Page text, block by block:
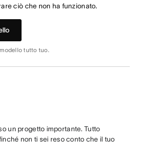
ciò che non ha funzionato.
tutto tuo.
un progetto importante. Tutto
non ti sei reso conto che il tuo